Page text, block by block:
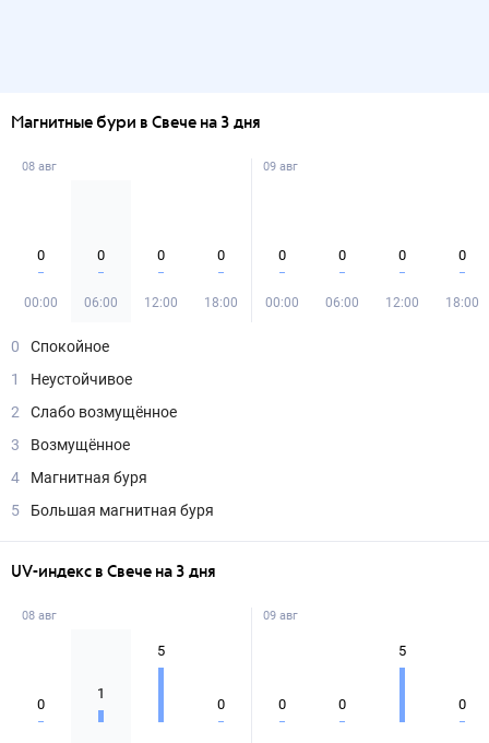
Магнитные бури в Свече на 3 дня
08 авг
0
00:00
0
06:00
0
12:00
0
18:00
09 авг
0
00:00
0
06:00
0
12:00
0
18:00
0
Спокойное
1
Неустойчивое
2
Слабо возмущённое
3
Возмущённое
4
Магнитная буря
5
Большая магнитная буря
UV-индекс в Свече на 3 дня
08 авг
0
1
5
0
09 авг
0 0
5
0